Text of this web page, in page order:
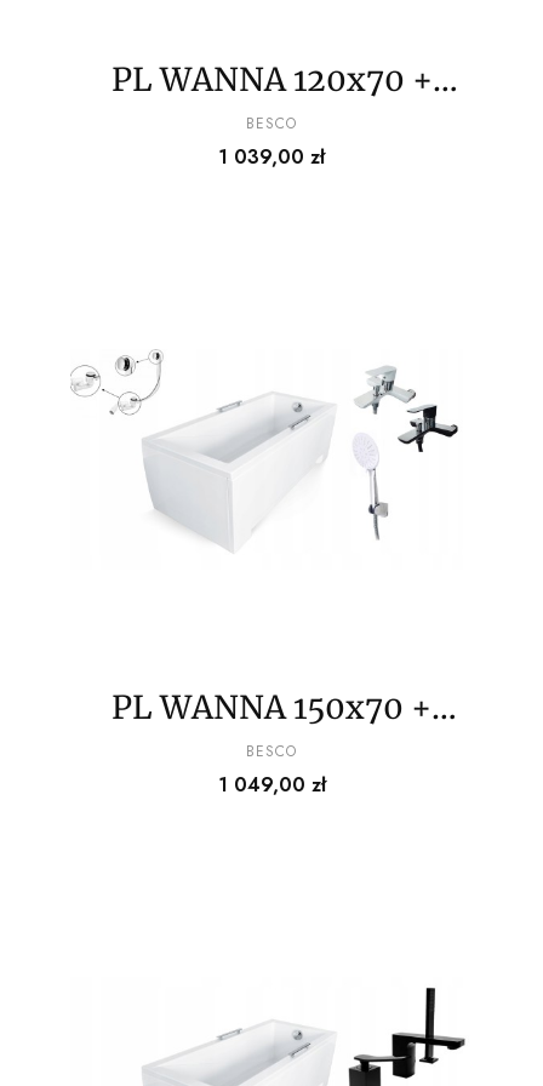
PL WANNA 120x70 +
BATERIA+SŁUCHAWKA+
SYFON
PRODUCENT
BESCO
Cena
1 039,00 zł
PL WANNA 150x70 +
BATERIA+SŁUCHAWKA+
SYFON
PRODUCENT
BESCO
Cena
1 049,00 zł